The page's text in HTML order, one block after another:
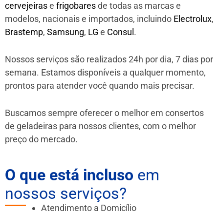
cervejeirase frigobaresde todas as marcas e
modelos, nacionais e importados, incluindo Electrolux,
Brastemp, Samsung, LG e Consul .
Nossos serviços são realizados 24h por dia, 7 dias por
semana. Estamos disponíveis a qualquer momento,
prontos para atender você quando mais precisar.
Buscamos sempre oferecer o melhor em consertos
de geladeiras para nossos clientes, com o melhor
preço do mercado.
O que está incluso em
nossos serviços?
Atendimento a Domicílio